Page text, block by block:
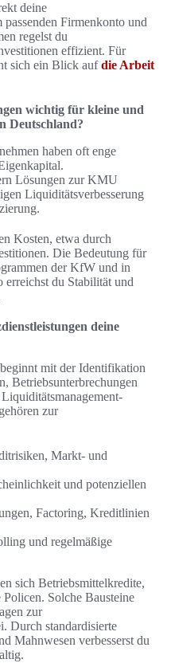
deine
Firmenkonto und
regelst du
effizient. Für
sich ein Blick aufdie Arbeit
wichtig für kleine und
Deutschland?
haben oft enge
Lösungen zur KMU
Liquiditätsverbesserung
Kosten, etwa durch
Die Bedeutung für
der KfW und in
erreichst du Stabilität und
deine
mit der Identifikation
Betriebsunterbrechungen
zur
Markt- und
und potenziellen
Factoring, Kreditlinien
und regelmäßige
sich Betriebsmittelkredite,
Solche Bausteine
zur
Durch standardisierte
Mahnwesen verbesserst du